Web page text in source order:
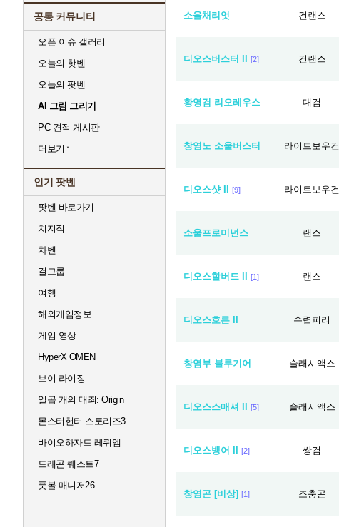
공통 커뮤니티
오픈 이슈 갤러리
오늘의 핫벤
오늘의 팟벤
AI 그림 그리기
PC 견적 게시판
더보기
인기 팟벤
팟벤 바로가기
치지직
차벤
걸그룹
여행
해외게임정보
게임 영상
HyperX OMEN
브이 라이징
일곱 개의 대죄: Origin
몬스터헌터 스토리즈3
바이오하자드 레퀴엠
드래곤 퀘스트7
풋볼 매니저26
소울채리엇 건랜스
디오스버스터 II [2] 건랜스
황영검 리오레우스 대검
창염노 소울버스터 라이트보우건
디오스샷 II [9] 라이트보우건
소울프로미넌스 랜스
디오스할버드 II [1] 랜스
디오스호른 II 수렵피리
창염부 블루기어 슬래시액스
디오스스매셔 II [5] 슬래시액스
디오스뱅어 II [2] 쌍검
창염곤 [비상] [1] 조충곤